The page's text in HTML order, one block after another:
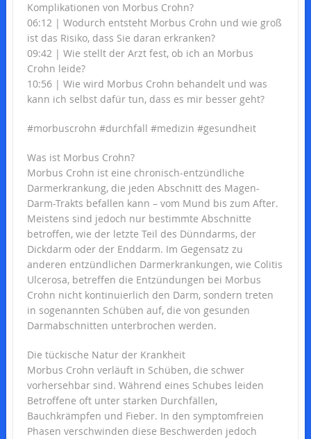
Komplikationen von Morbus Crohn?
06:12 | Wodurch entsteht Morbus Crohn und wie groß
ist das Risiko, dass Sie daran erkranken?
09:42 | Wie stellt der Arzt fest, ob ich an Morbus
Crohn leide?
10:56 | Wie wird Morbus Crohn behandelt und was
kann ich selbst dafür tun, dass es mir besser geht?
#morbuscrohn #durchfall #medizin #gesundheit
Was ist Morbus Crohn?
Morbus Crohn ist eine chronisch-entzündliche
Darmerkrankung, die jeden Abschnitt des Magen-
Darm-Trakts befallen kann – vom Mund bis zum After.
Meistens sind jedoch nur bestimmte Abschnitte
betroffen, wie der letzte Teil des Dünndarms, der
Dickdarm oder der Enddarm. Im Gegensatz zu
anderen entzündlichen Darmerkrankungen, wie Colitis
Ulcerosa, betreffen die Entzündungen bei Morbus
Crohn nicht kontinuierlich den Darm, sondern treten
in sogenannten Schüben auf, die von gesunden
Darmabschnitten unterbrochen werden.
Die tückische Natur der Krankheit
Morbus Crohn verläuft in Schüben, die schwer
vorhersehbar sind. Während eines Schubes leiden
Betroffene oft unter starken Durchfällen,
Bauchkrämpfen und Fieber. In den symptomfreien
Phasen verschwinden diese Beschwerden jedoch